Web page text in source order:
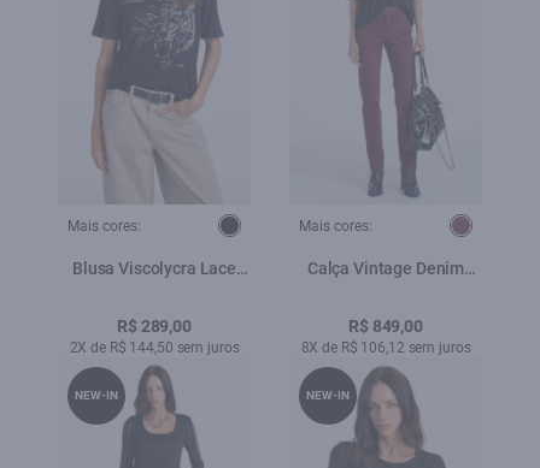
Mais cores:
Blusa Viscolycra Lace
R$ 289,00
2X de R$ 144,50 sem juros
Mais cores:
Calça Vintage Denim
R$ 849,00
8X de R$ 106,12 sem juros
NEW-IN NEW-IN